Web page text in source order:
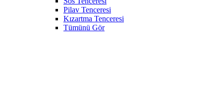
Pilav Tenceresi
Kızartma Tenceresi
Tümünü Gör